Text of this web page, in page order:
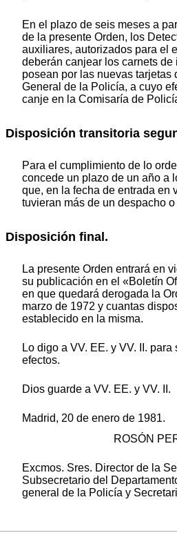
En el plazo de seis meses a
de la presente Orden, los
auxiliares, autorizados para el
deberán canjear los carnets
posean por las nuevas tarjetas
General de la Policía, a cuyo
canje en la Comisaría de
Disposición transitoria
Para el cumplimiento de lo
concede un plazo de un año a
que, en la fecha de entrada en
tuvieran más de un despacho
Disposición final.
La presente Orden entrará en
su publicación en el «Boletín
en que quedará derogada la
marzo de 1972 y cuantas
establecido en la misma.
Lo digo a VV. EE. y VV. II.
efectos.
Dios guarde a VV. EE. y VV. II.
Madrid, 20 de enero de 1981.
ROSÓN
Excmos. Sres. Director de la
Subsecretario del
general de la Policía y